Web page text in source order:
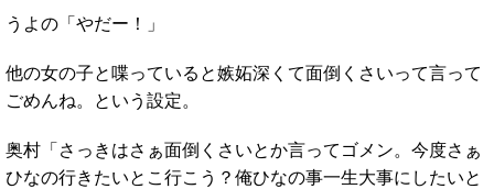
うよの「やだー！」
他の女の子と喋っていると嫉妬深くて面倒くさいって言って
ごめんね。という設定。
奥村「さっきはさぁ面倒くさいとか言ってゴメン。今度さぁ
ひなの行きたいとこ行こう？俺ひなの事一生大事にしたいと